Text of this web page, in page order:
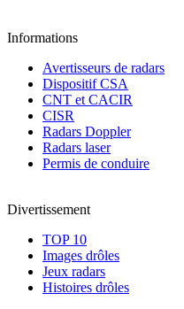
Informations
Avertisseurs de radars
Dispositif CSA
CNT et CACIR
CISR
Radars Doppler
Radars laser
Permis de conduire
Divertissement
TOP 10
Images drôles
Jeux radars
Histoires drôles